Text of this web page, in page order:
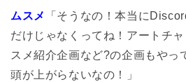
ムスメ
「そうなの！本当に
だけじゃなくってね！アートチ
スメ紹介企画など?の企画もやっ
頭が上がらないなの！」